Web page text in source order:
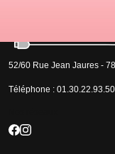
52/60 Rue Jean Jaures -
Téléphone : 01.30.22.93.50